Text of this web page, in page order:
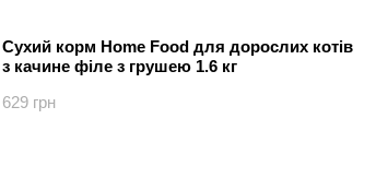
Сухий корм Home Food для дорослих котів
з качине філе з грушею 1.6 кг
629 грн